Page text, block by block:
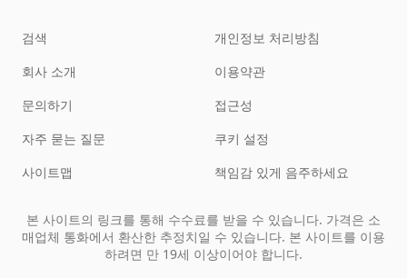
검색
회사 소개
문의하기
자주 묻는 질문
사이트맵
개인정보 처리방침
이용약관
접근성
쿠키 설정
책임감 있게 음주하세요
본 사이트의 링크를 통해 수수료를 받을 수 있습니다. 가격은 소
매업체 통화에서 환산한 추정치일 수 있습니다. 본 사이트를 이용
하려면 만 19세 이상이어야 합니다.